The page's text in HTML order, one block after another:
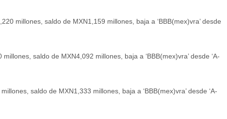
millones, saldo de MXN1,159 millones, baja a ‘BBB(mex)vra’ desde
saldo de MXN4,092 millones, baja a ‘BBB(mex)vra’ desde ‘A-
saldo de MXN1,333 millones, baja a ‘BBB(mex)vra’ desde ‘A-